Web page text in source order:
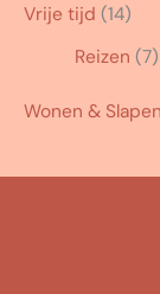
Vrije tijd (14)
Reizen (7)
Wonen & Slapen